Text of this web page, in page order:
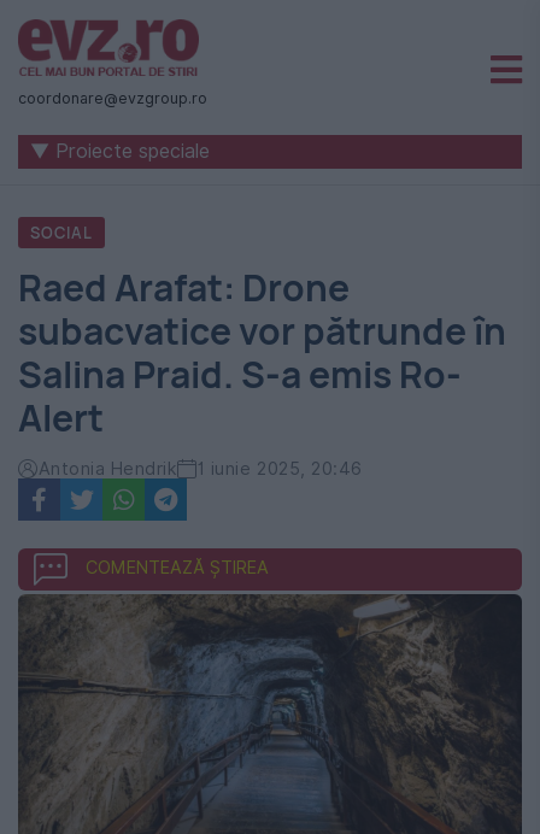
Știri
naționale
internaționale
România
-
Evenimentul
Zilei
coordonare@evzgroup.ro
▼ Proiecte speciale
SOCIAL
Raed Arafat: Drone
subacvatice vor pătrunde în
Salina Praid. S-a emis Ro-
Alert
Antonia Hendrik 1 iunie 2025, 20:46
COMENTEAZĂ ȘTIREA